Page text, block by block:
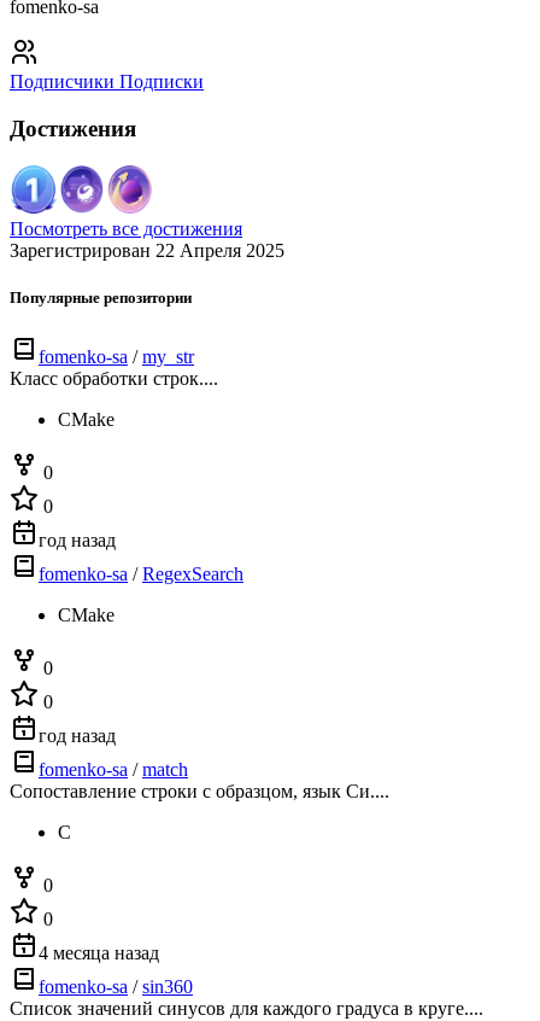
fomenko-sa
Подписчики Подписки
Достижения
Посмотреть все достижения
Зарегистрирован 22 Апреля 2025
Популярные репозитории
fomenko-sa /my_str
Класс обработки строк....
CMake
0
0
год назад
fomenko-sa /RegexSearch
CMake
0
0
год назад
fomenko-sa /match
Сопоставление строки с образцом, язык Си....
C
0
0
4 месяца назад
fomenko-sa /sin360
Список значений синусов для каждого градуса в круге....